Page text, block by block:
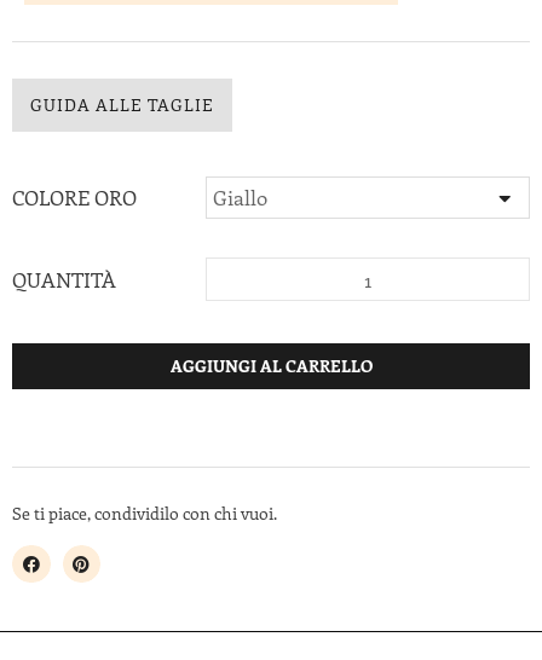
GUIDA ALLE TAGLIE
COLORE ORO
QUANTITÀ
AGGIUNGI AL CARRELLO
Se ti piace, condividilo con chi vuoi.